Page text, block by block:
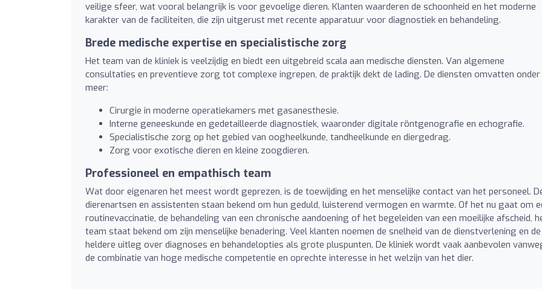
veilige sfeer, wat vooral belangrijk is voor gevoelige dieren. Klanten waarderen de schoonheid en het moderne
karakter van de faciliteiten, die zijn uitgerust met recente apparatuur voor diagnostiek en behandeling.
Brede medische expertise en specialistische zorg
Het team van de kliniek is veelzijdig en biedt een uitgebreid scala aan medische diensten. Van algemene
consultaties en preventieve zorg tot complexe ingrepen, de praktijk dekt de lading. De diensten omvatten onder
meer:
Cirurgie in moderne operatiekamers met gasanesthesie.
Interne geneeskunde en gedetailleerde diagnostiek, waaronder digitale röntgenografie en echografie.
Specialistische zorg op het gebied van oogheelkunde, tandheelkunde en diergedrag.
Zorg voor exotische dieren en kleine zoogdieren.
Professioneel en empathisch team
Wat door eigenaren het meest wordt geprezen, is de toewijding en het menselijke contact van het personeel.
dierenartsen en assistenten staan bekend om hun geduld, luisterend vermogen en warmte. Of het nu gaat om
routinevaccinatie, de behandeling van een chronische aandoening of het begeleiden van een moeilijke afscheid,
team staat bekend om zijn menselijke benadering. Veel klanten noemen de snelheid van de dienstverlening en de
heldere uitleg over diagnoses en behandelopties als grote pluspunten. De kliniek wordt vaak aanbevolen
de combinatie van hoge medische competentie en oprechte interesse in het welzijn van het dier.